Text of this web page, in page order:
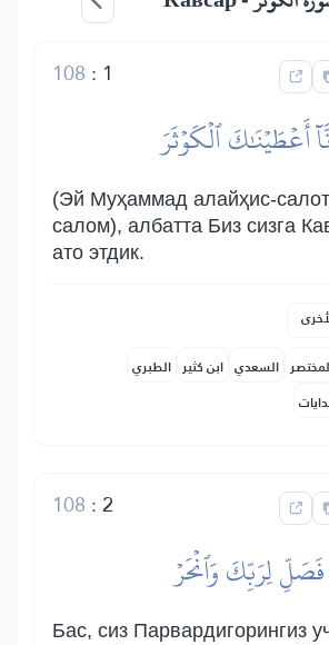
1
:
108
أَعۡطَيۡنَٰكَ ٱلۡكَوۡثَرَ
(Эй Муҳаммад алайҳис-
салом), албатта Биз сизга
ато этдик.
السعدي ابن كثير الطبري
2
:
108
فَصَلِّ لِرَبِّكَ وَٱنۡحَرۡ
Бас, сиз Парвардигорингиз